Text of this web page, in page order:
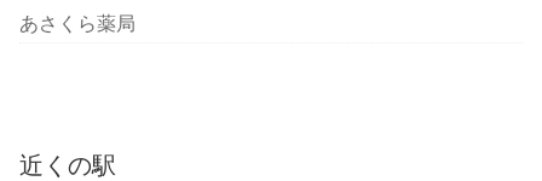
あさくら薬局
近くの駅